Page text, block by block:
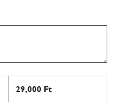
29,000 Ft